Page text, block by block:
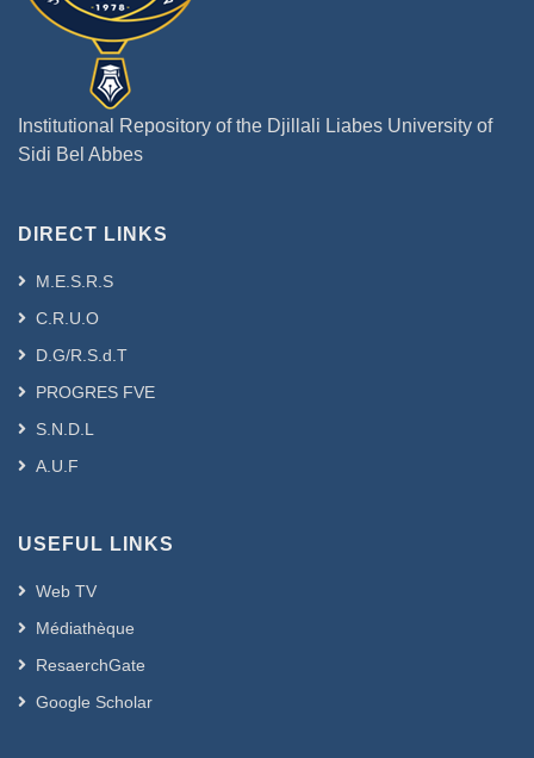
Institutional Repository of the Djillali Liabes University of
Sidi Bel Abbes
DIRECT LINKS
M.E.S.R.S
C.R.U.O
D.G/R.S.d.T
PROGRES FVE
S.N.D.L
A.U.F
USEFUL LINKS
Web TV
Médiathèque
ResaerchGate
Google Scholar